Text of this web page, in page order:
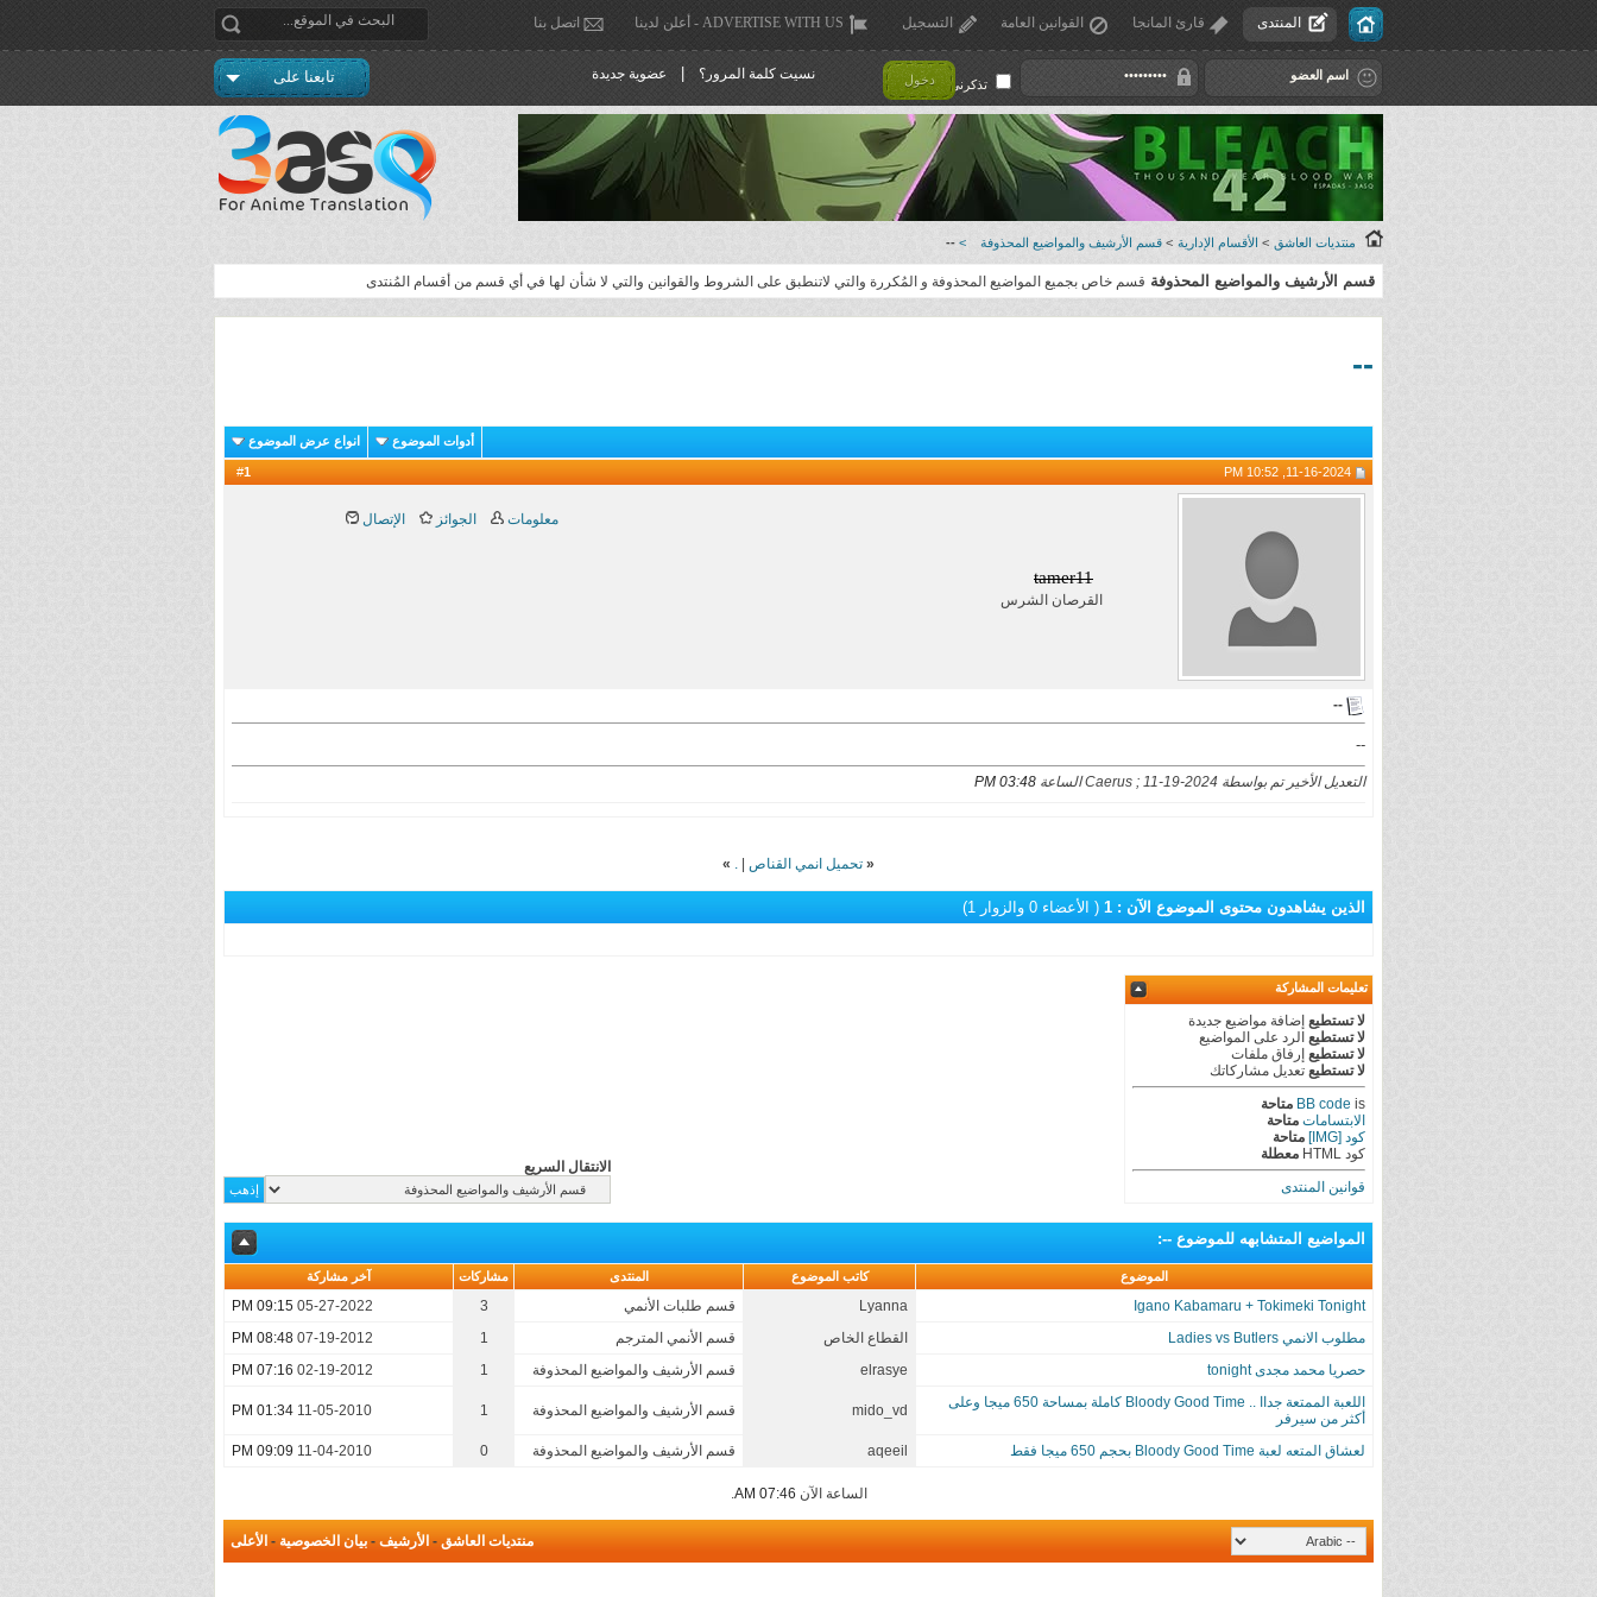
المنتدى قارئ المانجا القوانين العامة التسجيل ADVERTISE WITH US - أعلن لدينا اتصل بنا
تذكرني ! دخول نسيت كلمة المرور؟ عضوية جديدة تابعنا على
منتديات العاشق > الأقسام الإدارية > قسم الأرشيف والمواضيع المحذوفة >
--
قسم الأرشيف والمواضيع المحذوفة قسم خاص بجميع المواضيع المحذوفة و المُكررة والتي لاتنطبق على الشروط والقوانين والتي لا شأن لها في أي قسم من أقسام المُنتدى
--
أدوات الموضوع انواع عرض الموضوع
1
tamer11
القرصان الشرس
معلومات الجوائز الإتصال
--
--
التعديل الأخير تم بواسطة Caerus ; 11-19-2024 الساعة 03:48 PM
« تحميل انمي القناص |
»
الذين يشاهدون محتوى الموضوع الآن : 1 ( الأعضاء 0 والزوار 1)
تعليمات المشاركة
لا تستطيع إضافة مواضيع جديدة
لا تستطيع الرد على المواضيع
لا تستطيع إرفاق ملفات
لا تستطيع تعديل مشاركاتك
BB code is
متاحة
الابتسامات متاحة
كود [IMG]
متاحة
كود HTML
معطلة
قوانين المنتدى
الانتقال السريع
المواضيع المتشابهه للموضوع --
:
الموضوع كاتب الموضوع المنتدى مشاركات آخر مشاركة
Igano Kabamaru + Tokimeki Tonight
Lyanna قسم طلبات الأنمي 3
05-27-2022
09:15 PM
مطلوب الانمي Ladies vs Butlers
القطاع الخاص قسم الأنمي المترجم 1
07-19-2012
08:48 PM
حصريا محمد مجدى tonight
elrasye قسم الأرشيف والمواضيع المحذوفة 1
02-19-2012
07:16 PM
اللعبة الممتعة جداا .. Bloody Good Time كاملة بمساحة 650 ميجا وعلى
أكثر من سيرفر
mido_vd قسم الأرشيف والمواضيع المحذوفة 1
11-05-2010
01:34 PM
لعشاق المتعه لعبة Bloody Good Time بحجم 650 ميجا فقط aqeeil قسم الأرشيف والمواضيع المحذوفة 0
11-04-2010
09:09 PM
الساعة الآن 07:46 AM
منتديات العاشق - الأرشيف - بيان الخصوصية - الأعلى